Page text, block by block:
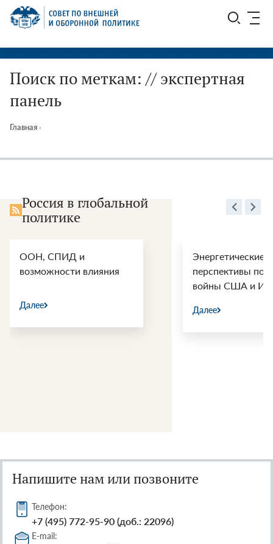
Перейти
СВОП
Поиск по меткам: // экспертная
панель
Главная ›
Россия в глобальной
политике
ООН, СПИД и
возможности влияния
Далее
Энергетические
перспективы
войны США и
Далее
Напишите нам или позвоните
Телефон:
+7 (495) 772-95-90 (доб.: 22096)
E-mail: